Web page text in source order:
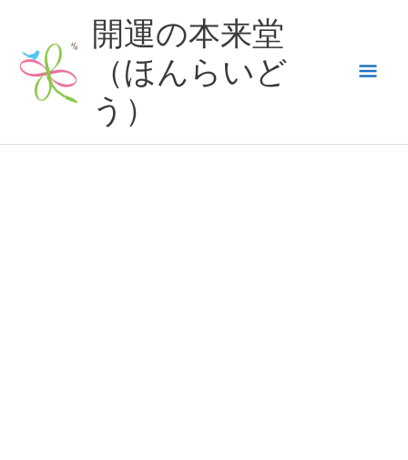
ッ
開運の本来堂
（ほんらいど
う）
メ